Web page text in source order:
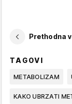
Prethodna
TAGOVI
METABOLIZAM
KAKO UBRZATI